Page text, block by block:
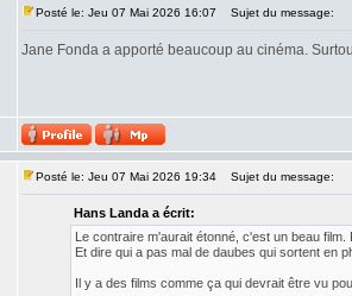
Posté le: Jeu 07 Mai 2026 16:07 Sujet du message:
Jane Fonda a apporté beaucoup au cinéma.
Posté le: Jeu 07 Mai 2026 19:34 Sujet du message:
Hans Landa a écrit:
Le contraire m'aurait étonné, c'est un beau
Et dire qui a pas mal de daubes qui sortent en
Il y a des films comme ça qui devrait être vu